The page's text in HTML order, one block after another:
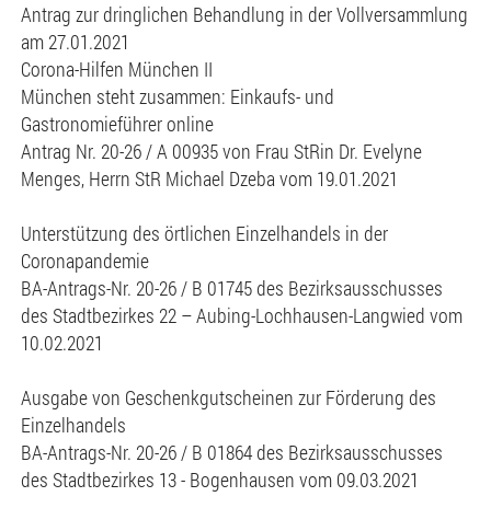
Antrag zur dringlichen Behandlung in der Vollversammlung
am 27.01.2021
Corona-Hilfen München II
München steht zusammen: Einkaufs- und
Gastronomieführer online
Antrag Nr. 20-26 / A 00935 von Frau StRin Dr. Evelyne
Menges, Herrn StR Michael Dzeba vom 19.01.2021
Unterstützung des örtlichen Einzelhandels in der
Coronapandemie
BA-Antrags-Nr. 20-26 / B 01745 des Bezirksausschusses
des Stadtbezirkes 22 – Aubing-Lochhausen-Langwied vom
10.02.2021
Ausgabe von Geschenkgutscheinen zur Förderung des
Einzelhandels
BA-Antrags-Nr. 20-26 / B 01864 des Bezirksausschusses
des Stadtbezirkes 13 - Bogenhausen vom 09.03.2021